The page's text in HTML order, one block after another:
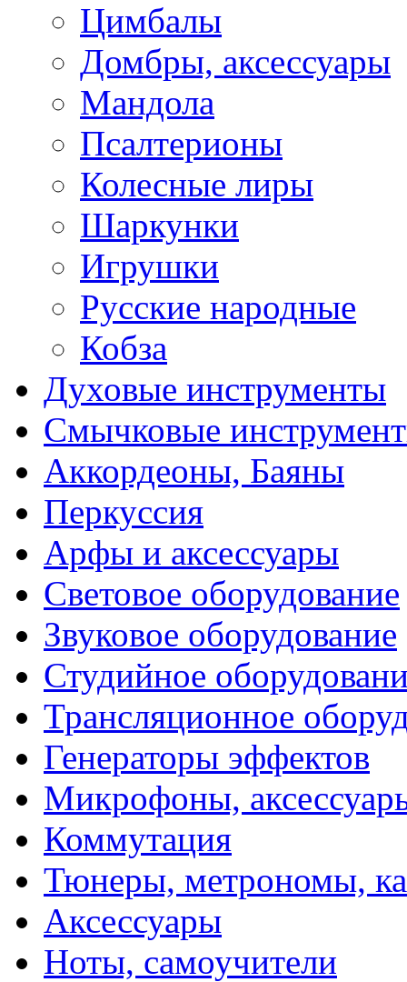
Цимбалы
Домбры, аксессуары
Мандола
Псалтерионы
Колесные лиры
Шаркунки
Игрушки
Русские народные
Кобза
Духовые инструменты
Смычковые
Аккордеоны, Баяны
Перкуссия
Арфы и аксессуары
Световое оборудование
Звуковое оборудование
Студийное
Трансляционное
Генераторы эффектов
Микрофоны,
Коммутация
Тюнеры, метрономы,
Аксессуары
Ноты, самоучители